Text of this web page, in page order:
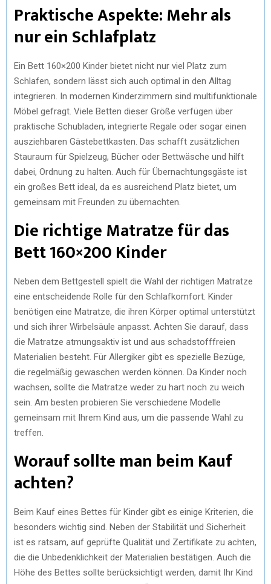
Praktische Aspekte: Mehr als
nur ein Schlafplatz
Ein Bett 160×200 Kinder bietet nicht nur viel Platz zum
Schlafen, sondern lässt sich auch optimal in den Alltag
integrieren. In modernen Kinderzimmern sind multifunktionale
Möbel gefragt. Viele Betten dieser Größe verfügen über
praktische Schubladen, integrierte Regale oder sogar einen
ausziehbaren Gästebettkasten. Das schafft zusätzlichen
Stauraum für Spielzeug, Bücher oder Bettwäsche und hilft
dabei, Ordnung zu halten. Auch für Übernachtungsgäste ist
ein großes Bett ideal, da es ausreichend Platz bietet, um
gemeinsam mit Freunden zu übernachten.
Die richtige Matratze für das
Bett 160×200 Kinder
Neben dem Bettgestell spielt die Wahl der richtigen Matratze
eine entscheidende Rolle für den Schlafkomfort. Kinder
benötigen eine Matratze, die ihren Körper optimal unterstützt
und sich ihrer Wirbelsäule anpasst. Achten Sie darauf, dass
die Matratze atmungsaktiv ist und aus schadstofffreien
Materialien besteht. Für Allergiker gibt es spezielle Bezüge,
die regelmäßig gewaschen werden können. Da Kinder noch
wachsen, sollte die Matratze weder zu hart noch zu weich
sein. Am besten probieren Sie verschiedene Modelle
gemeinsam mit Ihrem Kind aus, um die passende Wahl zu
treffen.
Worauf sollte man beim Kauf
achten?
Beim Kauf eines Bettes für Kinder gibt es einige Kriterien, die
besonders wichtig sind. Neben der Stabilität und Sicherheit
ist es ratsam, auf geprüfte Qualität und Zertifikate zu achten,
die die Unbedenklichkeit der Materialien bestätigen. Auch die
Höhe des Bettes sollte berücksichtigt werden, damit Ihr Kind